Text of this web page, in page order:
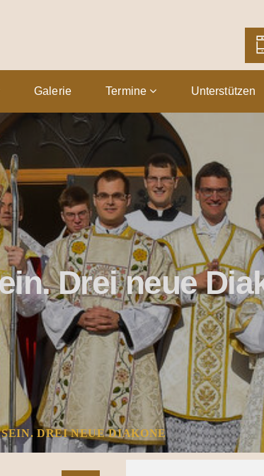
Galerie Termine Unterstützen
Drei neue
DREI NEUE DIAKONE